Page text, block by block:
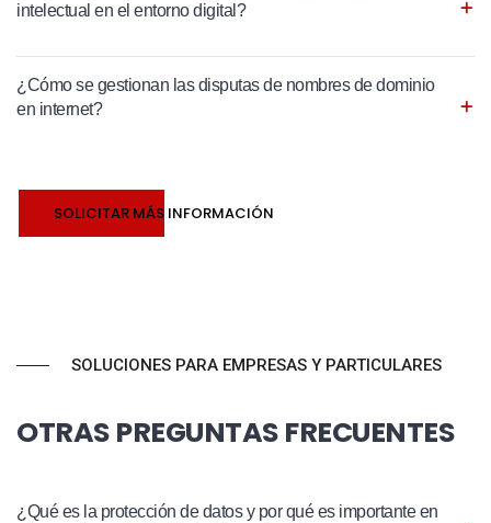
intelectual en el entorno digital?
¿Cómo se gestionan las disputas de nombres de dominio
en internet?
SOLICITAR MÁS INFORMACIÓN
SOLUCIONES PARA EMPRESAS Y PARTICULARES
OTRAS PREGUNTAS FRECUENTES
¿Qué es la protección de datos y por qué es importante en